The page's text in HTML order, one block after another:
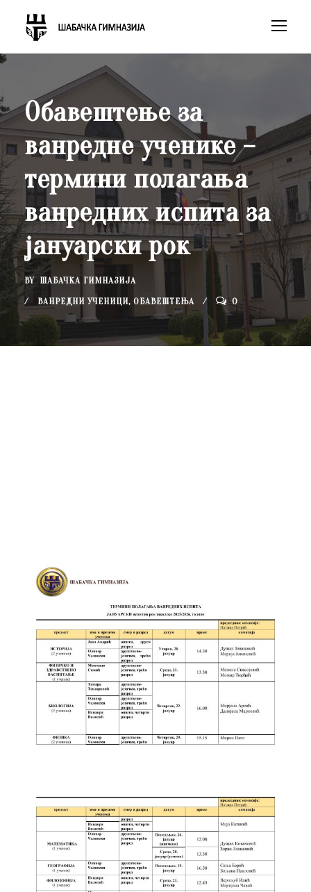
Обавештење за
ванредне ученике –
термини полагања
ванредних испита за
јануарски рок
BY ШАБАЧКА ГИМНАЗИЈА
ВАНРЕДНИ УЧЕНИЦИ, ОБАВЕШТЕЊА 0